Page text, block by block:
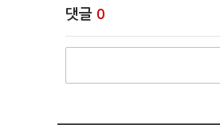
댓글 0